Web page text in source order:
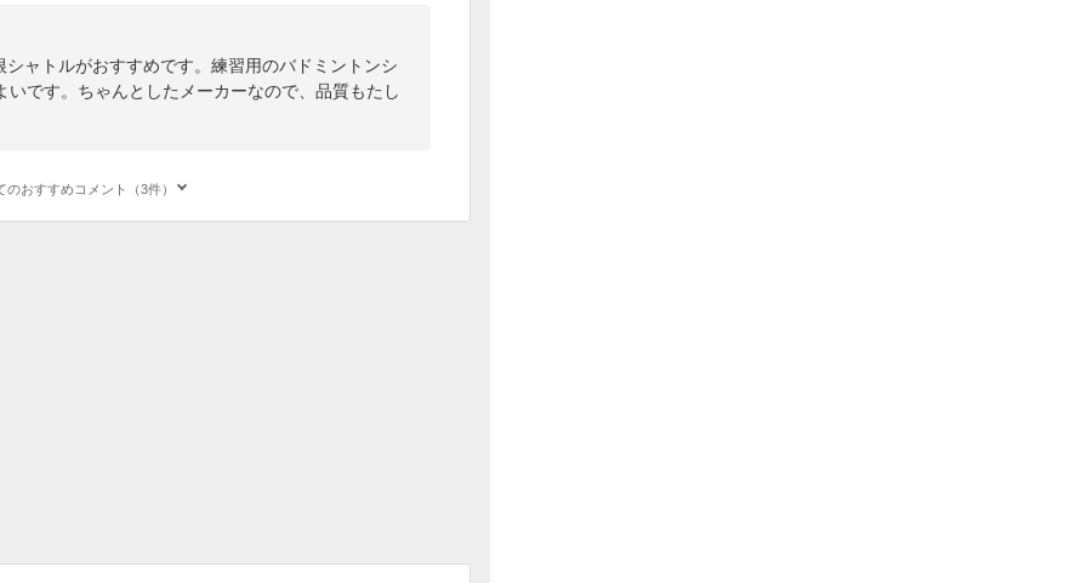
ャトルがおすすめです。練習用のバドミントンシ
です。ちゃんとしたメーカーなので、品質もたし
のおすすめコメント（3件）